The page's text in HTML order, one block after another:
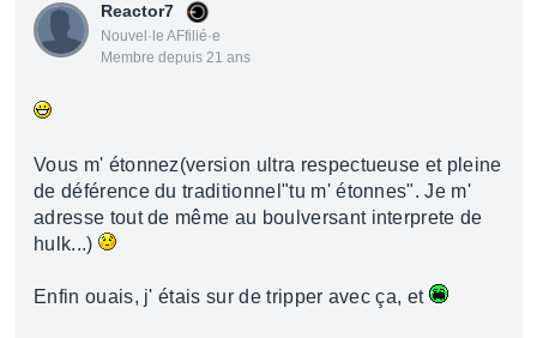
Reactor7
Nouvel·le AFfilié·e
Membre depuis 21 ans
Vous m' étonnez(version ultra respectueuse et pleine
de déférence du traditionnel"tu m' étonnes". Je m'
adresse tout de même au boulversant interprete de
hulk...)
Enfin ouais, j' étais sur de tripper avec ça, et